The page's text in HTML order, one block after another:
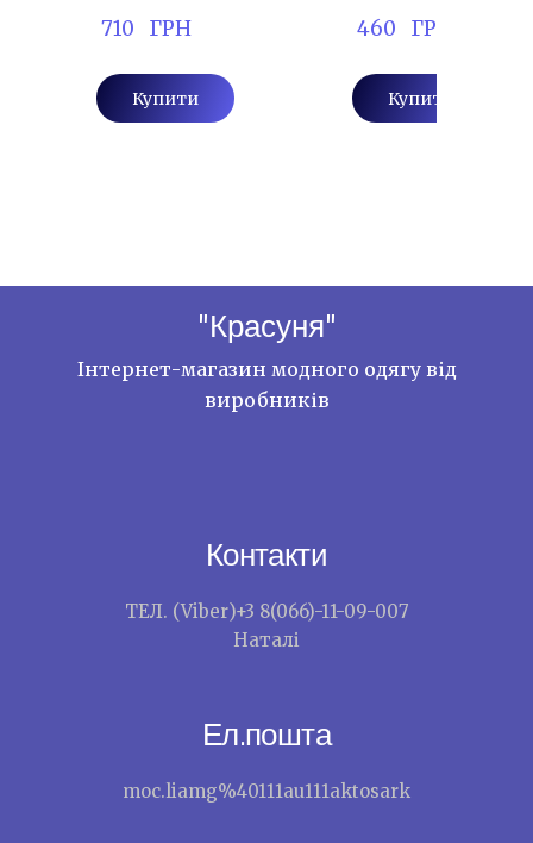
710   ГРН
Купити
460   ГРН
Купити
"Красуня"
Інтернет-магазин модного одягу від
виробників
Контакти
ТЕЛ. (Viber)+3 8(066)-11-09-007
Наталі
Ел.пошта
moc.liamg%40111au111aktosark